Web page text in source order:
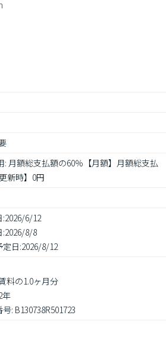
: 月額総支払額の60％【月額】月額総支払
新時】0円
:2026/6/12
:2026/8/8
日:2026/8/12
料の1.0ヶ月分
年
: B130738R501723